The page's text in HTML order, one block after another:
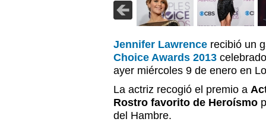
Jennifer Lawrence recibió un
Choice Awards 2013
ayer miércoles 9 de enero en
La actriz recogió el premio a
Rostro favorito de Heroísmo
del Hambre.